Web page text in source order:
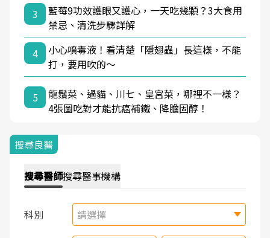
3
藍莓9功效護眼又護心，一天吃幾顆？3大食用
禁忌、清洗步驟詳解
4
小心噴毒液！看清楚「隱翅蟲」長這樣，不能
打，要用吹的～
5
龍鬚菜、過貓、川七、皇宮菜，哪裡不一樣？
4張圖吃對才能抗癌補鐵、降膽固醇！
搜尋良醫
搜尋醫師搜尋醫事機構
科別 請選擇